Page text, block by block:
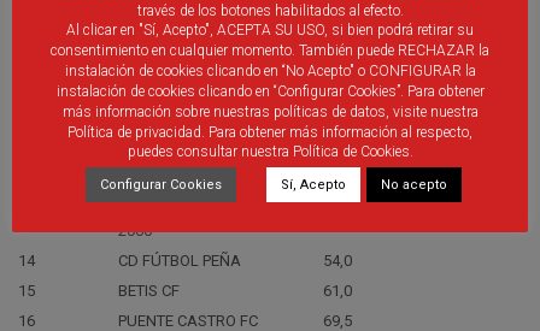
CD NUMANCIA DE SORIA
16,0
UD SANTA MARTA
19,0
REAL VALLADOLID CF
21,0
CDF HELMÁNTICO
24,0
CD SALMANTINO
28,0
CD CUATROVIENTOS 45,0
CD BURGOS PROMESAS
2000
14 CD FÚTBOL PEÑA
54,0
15
BETIS CF
61,0
16
PUENTE CASTRO FC
69,5
través de los botones habilitados al efecto.
Al clicar en "Sí, Acepto", ACEPTA SU USO, si bien podrá retirar su
consentimiento en cualquier momento. También puede RECHAZAR la
instalación de cookies clicando en “No Acepto" o CONFIGURAR la
instalación de cookies clicando en “Configurar Cookies”. Para obtener
más información sobre nuestras políticas de datos, visite nuestra
Política de privacidad. Para obtener más información al respecto,
puedes consultar nuestra Política de Cookies.
Configurar Cookies Sí, Acepto No acepto